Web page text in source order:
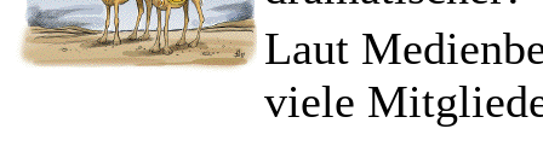
Laut
viele